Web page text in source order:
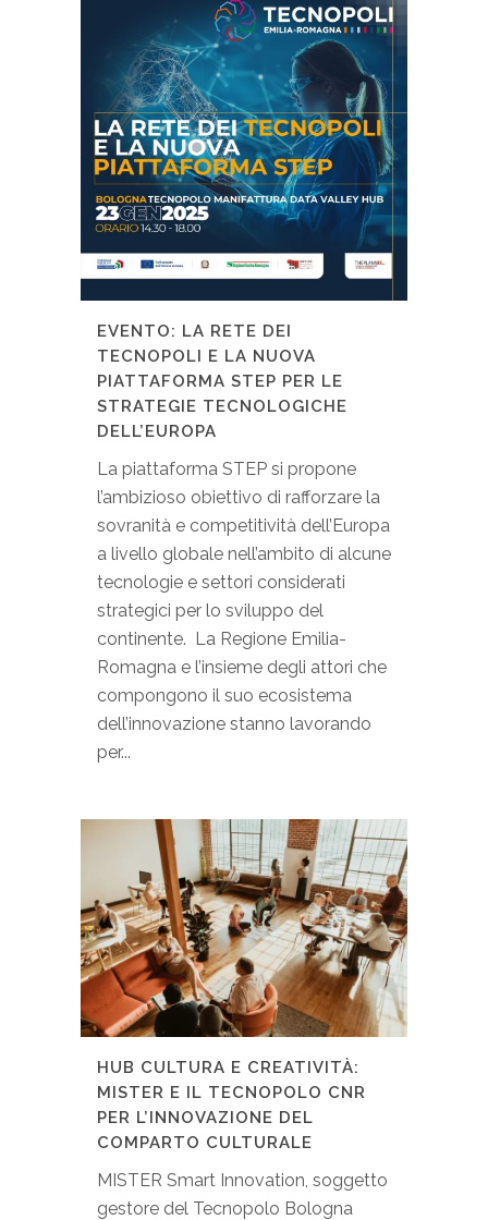
EVENTO: LA RETE DEI
TECNOPOLI E LA NUOVA
PIATTAFORMA STEP PER LE
STRATEGIE TECNOLOGICHE
DELL’EUROPA
La piattaforma STEP si propone
l’ambizioso obiettivo di rafforzare la
sovranità e competitività dell’Europa
a livello globale nell’ambito di alcune
tecnologie e settori considerati
strategici per lo sviluppo del
continente. La Regione Emilia-
Romagna e l’insieme degli attori che
compongono il suo ecosistema
dell’innovazione stanno lavorando
per...
HUB CULTURA E CREATIVITÀ:
MISTER E IL TECNOPOLO CNR
PER L’INNOVAZIONE DEL
COMPARTO CULTURALE
MISTER Smart Innovation, soggetto
gestore del Tecnopolo Bologna